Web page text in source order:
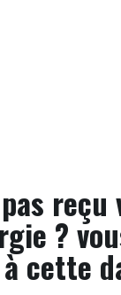
pas
?
cette